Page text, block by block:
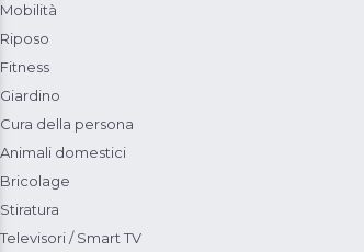
Mobilità
Riposo
Fitness
Giardino
Cura della persona
Animali domestici
Bricolage
Stiratura
Televisori / Smart TV